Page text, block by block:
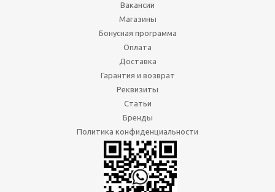
Вакансии
Магазины
Бонусная программа
Оплата
Доставка
Гарантия и возврат
Реквизиты
Статьи
Бренды
Политика конфиденциальности